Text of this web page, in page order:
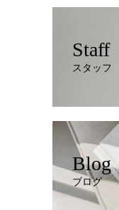
Staff
スタッフ
Blog
ブログ